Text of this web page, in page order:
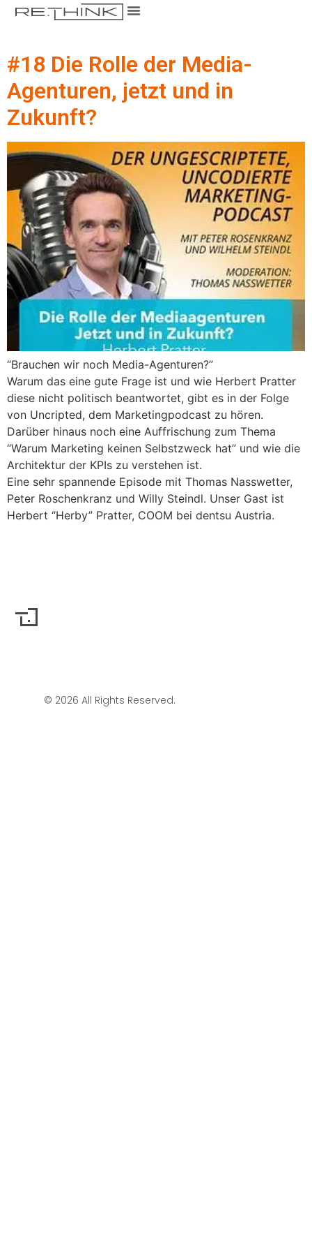
#18 Die Rolle der Media-
Agenturen, jetzt und in
Zukunft?
“Brauchen wir noch Media-Agenturen?”
Warum das eine gute Frage ist und wie Herbert Pratter
diese nicht politisch beantwortet, gibt es in der Folge
von Uncripted, dem Marketingpodcast zu hören.
Darüber hinaus noch eine Auffrischung zum Thema
“Warum Marketing keinen Selbstzweck hat” und wie die
Architektur der KPIs zu verstehen ist.
Eine sehr spannende Episode mit Thomas Nasswetter,
Peter Roschenkranz und Willy Steindl. Unser Gast ist
Herbert “Herby” Pratter, COOM bei dentsu Austria.
© 2026 All Rights Reserved.